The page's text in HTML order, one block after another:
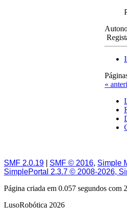
«
SMF 2.0.19 SMF © 2016, Simple
SimplePortal 2.3.7 © 2008-2026,
Página criada em 0.057 segundos com
LusoRobótica 2026